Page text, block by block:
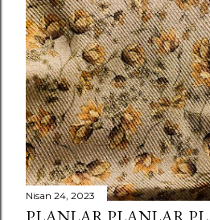
Nisan 24, 2023